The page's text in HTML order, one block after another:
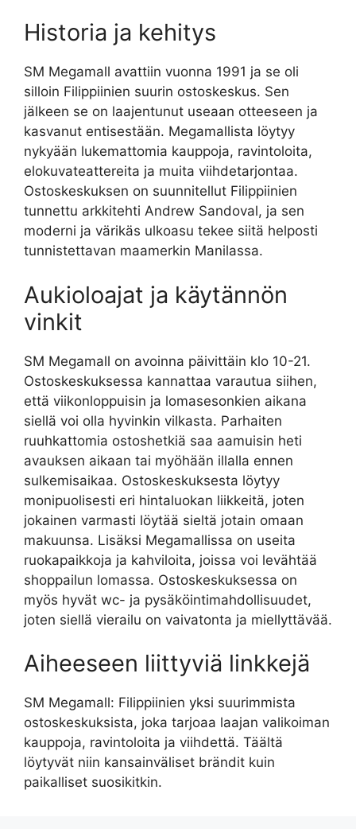
Historia ja kehitys
SM Megamall avattiin vuonna 1991 ja se oli
silloin Filippiinien suurin ostoskeskus. Sen
jälkeen se on laajentunut useaan otteeseen ja
kasvanut entisestään. Megamallista löytyy
nykyään lukemattomia kauppoja, ravintoloita,
elokuvateattereita ja muita viihdetarjontaa.
Ostoskeskuksen on suunnitellut Filippiinien
tunnettu arkkitehti Andrew Sandoval, ja sen
moderni ja värikäs ulkoasu tekee siitä helposti
tunnistettavan maamerkin Manilassa.
Aukioloajat ja käytännön
vinkit
SM Megamall on avoinna päivittäin klo 10-21.
Ostoskeskuksessa kannattaa varautua siihen,
että viikonloppuisin ja lomasesonkien aikana
siellä voi olla hyvinkin vilkasta. Parhaiten
ruuhkattomia ostoshetkiä saa aamuisin heti
avauksen aikaan tai myöhään illalla ennen
sulkemisaikaa. Ostoskeskuksesta löytyy
monipuolisesti eri hintaluokan liikkeitä, joten
jokainen varmasti löytää sieltä jotain omaan
makuunsa. Lisäksi Megamallissa on useita
ruokapaikkoja ja kahviloita, joissa voi levähtää
shoppailun lomassa. Ostoskeskuksessa on
myös hyvät wc- ja pysäköintimahdollisuudet,
joten siellä vierailu on vaivatonta ja miellyttävää.
Aiheeseen liittyviä linkkejä
SM Megamall: Filippiinien yksi suurimmista
ostoskeskuksista, joka tarjoaa laajan valikoiman
kauppoja, ravintoloita ja viihdettä. Täältä
löytyvät niin kansainväliset brändit kuin
paikalliset suosikitkin.